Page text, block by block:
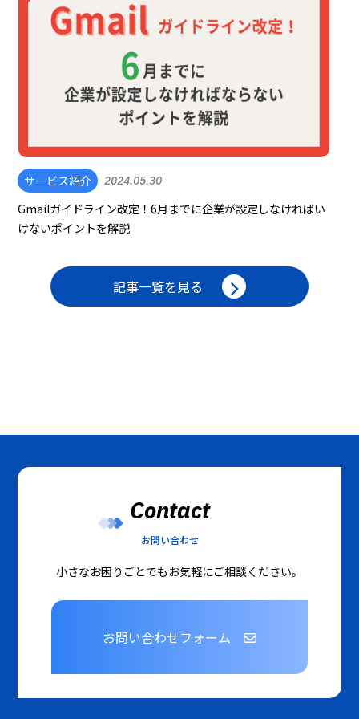
サービス紹介 2024.05.30
Gmailガイドライン改定！6月までに企業が設定しなければい
けないポイントを解説
記事一覧を見る
Contact
お問い合わせ
小さなお困りごとでもお気軽にご相談ください。
お問い合わせフォーム